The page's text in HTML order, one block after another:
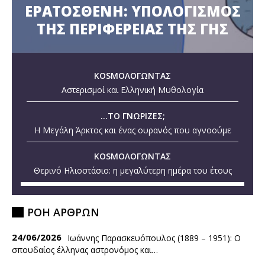
ΕΡΑΤΟΣΘΕΝΗ: ΥΠΟΛΟΓΙΣΜΟΣ
ΤΗΣ ΠΕΡΙΦΕΡΕΙΑΣ ΤΗΣ ΓΗΣ
KOSMOΛΟΓΩΝΤΑΣ
Αστερισμοί και Ελληνική Μυθολογία
...ΤΟ ΓΝΩΡΙΖΕΣ;
Η Μεγάλη Άρκτος και ένας ουρανός που αγνοούμε
KOSMOΛΟΓΩΝΤΑΣ
Θερινό Ηλιοστάσιο: η μεγαλύτερη ημέρα του έτους
ΡΟΗ ΑΡΘΡΩΝ
24/06/2026 Ιωάννης Παρασκευόπουλος (1889 – 1951): O
σπουδαίος έλληνας αστρονόμος και…